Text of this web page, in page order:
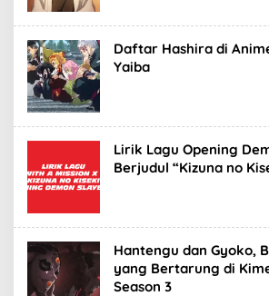
Daftar Hashira di
Yaiba
Lirik Lagu Opening
Berjudul “Kizuna no
Hantengu dan Gyoko,
yang Bertarung di
Season 3